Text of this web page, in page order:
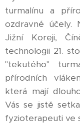
turmalínu a
ozdravné účely.
Jižní Koreji,
technologii 21.
"tekutého"
přírodních
která mají
Vás se jistě
fyzioterapeuti ve